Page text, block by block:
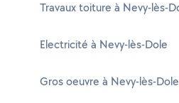
Travaux toiture à Nevy-lès-
Electricité à Nevy-lès-Dole
Gros oeuvre à Nevy-lès-Dole